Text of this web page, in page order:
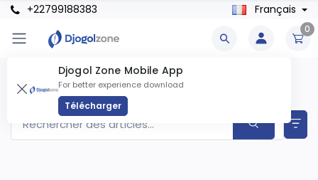
+22799188383 Français
0
Djogol Zone Mobile App
For better experience download
Télécharger
Filles Produits
Articles trouvés